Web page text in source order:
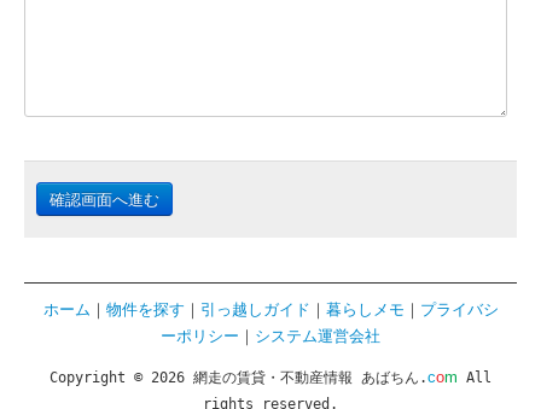
確認画面へ進む
ホーム ｜ 物件を探す ｜ 引っ越しガイド ｜ 暮らしメモ ｜ プライバシ
ーポリシー ｜ システム運営会社
Copyright © 2026 網走の賃貸・不動産情報 あばちん.com All
rights reserved.